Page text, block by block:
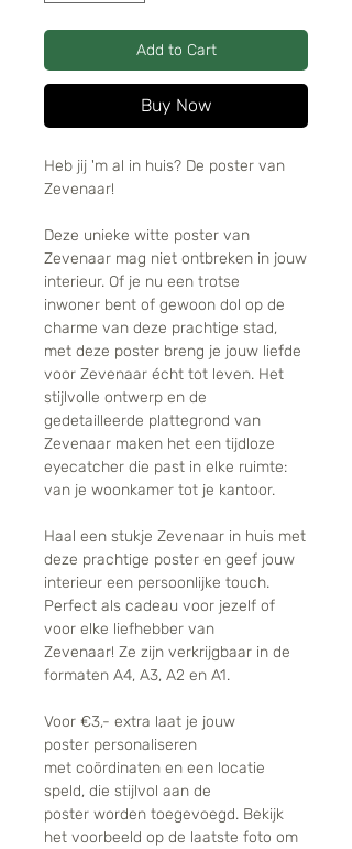
Add to Cart
Buy Now
Heb jij 'm al in huis? De poster van
Zevenaar!
Deze unieke witte poster van
Zevenaar mag niet ontbreken in jouw
interieur. Of je nu een trotse
inwoner bent of gewoon dol op de
charme van deze prachtige stad,
met deze poster breng je jouw liefde
voor Zevenaar écht tot leven. Het
stijlvolle ontwerp en de
gedetailleerde plattegrond van
Zevenaar maken het een tijdloze
eyecatcher die past in elke ruimte:
van je woonkamer tot je kantoor.
Haal een stukje Zevenaar in huis met
deze prachtige poster en geef jouw
interieur een persoonlijke touch.
Perfect als cadeau voor jezelf of
voor elke liefhebber van
Zevenaar! Ze zijn verkrijgbaar in de
formaten A4, A3, A2 en A1.
Voor €3,- extra laat je jouw
poster personaliseren
met coördinaten en een locatie
speld, die stijlvol aan de
poster worden toegevoegd. Bekijk
het voorbeeld op de laatste foto om